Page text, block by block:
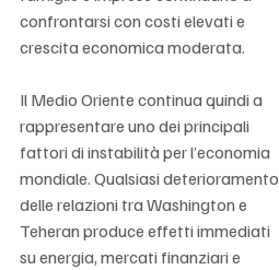
confrontarsi con costi elevati e
crescita economica moderata.
Il Medio Oriente continua quindi a
rappresentare uno dei principali
fattori di instabilità per l’economia
mondiale. Qualsiasi deterioramento
delle relazioni tra Washington e
Teheran produce effetti immediati
su energia, mercati finanziari e